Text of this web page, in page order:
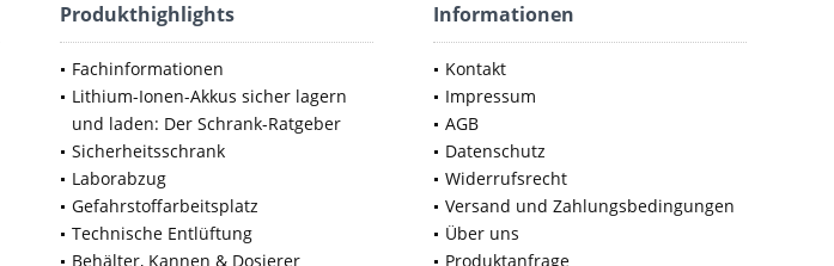
Produkthighlights
Fachinformationen
Lithium-Ionen-Akkus sicher lagern
und laden: Der Schrank-Ratgeber
Sicherheitsschrank
Laborabzug
Gefahrstoffarbeitsplatz
Technische Entlüftung
Behälter, Kannen & Dosierer
Informationen
Kontakt
Impressum
AGB
Datenschutz
Widerrufsrecht
Versand und Zahlungsbedingungen
Über uns
Produktanfrage